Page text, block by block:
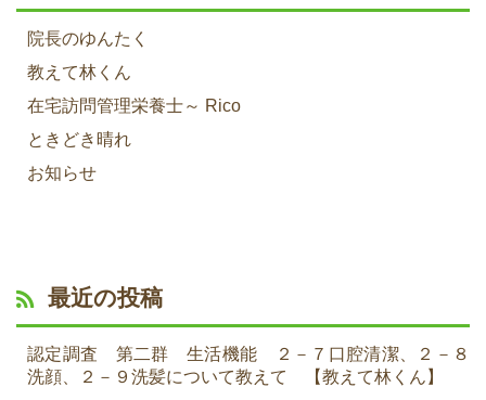
院長のゆんたく
教えて林くん
在宅訪問管理栄養士～ Rico
ときどき晴れ
お知らせ
最近の投稿
認定調査 第二群 生活機能 ２－７口腔清潔、２－８
洗顔、２－９洗髪について教えて 【教えて林くん】